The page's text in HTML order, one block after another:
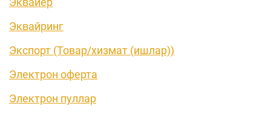
Эквайринг
Экспорт (Товар/хизмат (ишлар))
Электрон оферта
Электрон пуллар